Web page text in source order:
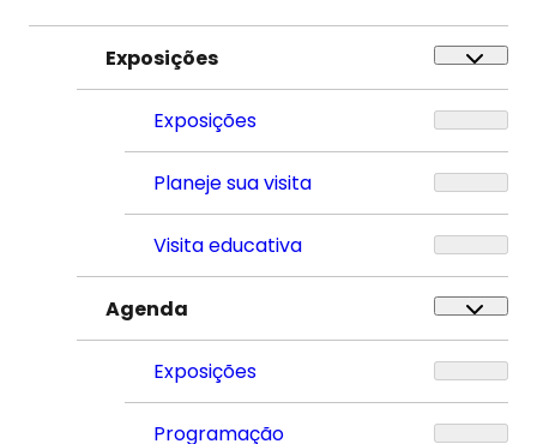
Exposições
Exposições
Planeje sua visita
Visita educativa
Agenda
Exposições
Programação